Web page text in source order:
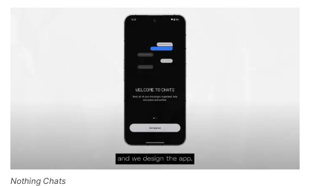
Nothing Chats